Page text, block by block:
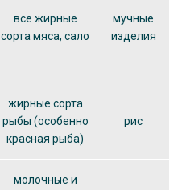
все жирные
сорта мяса, сало
мучные
изделия
жирные сорта
рыбы (особенно
красная рыба)
рис
молочные и